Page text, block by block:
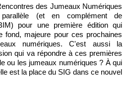
des Jumeaux Numériques
(et en complément de
pour une première édition qui
fond, majeure pour ces prochaines
numériques. C'est aussi la
qui va répondre à ces premières
ou les jumeaux numériques ? À qui
est la place du SIG dans ce nouvel